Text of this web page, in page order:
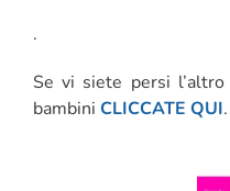
.
Se vi siete persi
bambini CLICCATE QUI.